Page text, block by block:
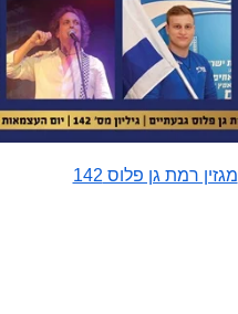
מגזין רמת גן פלוס 142